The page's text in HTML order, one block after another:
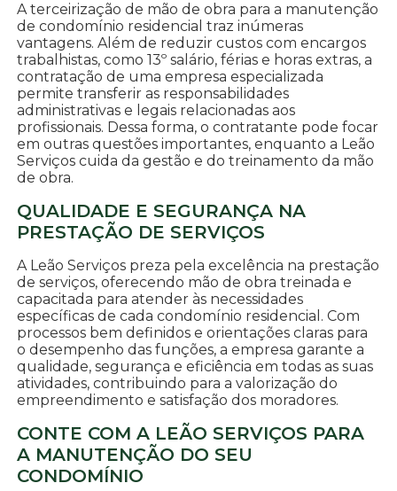
A terceirização de mão de obra para a manutenção
de condomínio residencial traz inúmeras
vantagens. Além de reduzir custos com encargos
trabalhistas, como 13º salário, férias e horas extras, a
contratação de uma empresa especializada
permite transferir as responsabilidades
administrativas e legais relacionadas aos
profissionais. Dessa forma, o contratante pode focar
em outras questões importantes, enquanto a Leão
Serviços cuida da gestão e do treinamento da mão
de obra.
QUALIDADE E SEGURANÇA NA
PRESTAÇÃO DE SERVIÇOS
A Leão Serviços preza pela excelência na prestação
de serviços, oferecendo mão de obra treinada e
capacitada para atender às necessidades
específicas de cada condomínio residencial. Com
processos bem definidos e orientações claras para
o desempenho das funções, a empresa garante a
qualidade, segurança e eficiência em todas as suas
atividades, contribuindo para a valorização do
empreendimento e satisfação dos moradores.
CONTE COM A LEÃO SERVIÇOS PARA
A MANUTENÇÃO DO SEU
CONDOMÍNIO